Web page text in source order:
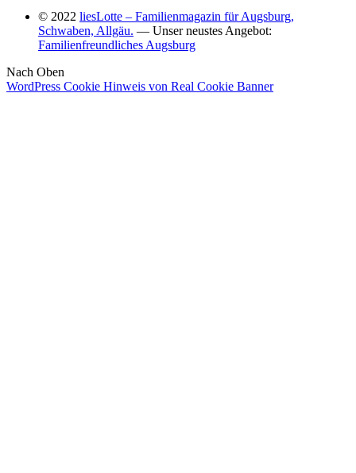
© 2022 liesLotte – Familienmagazin für Augsburg,
Schwaben, Allgäu. — Unser neustes Angebot:
Familienfreundliches Augsburg
Nach Oben
WordPress Cookie Hinweis von Real Cookie Banner